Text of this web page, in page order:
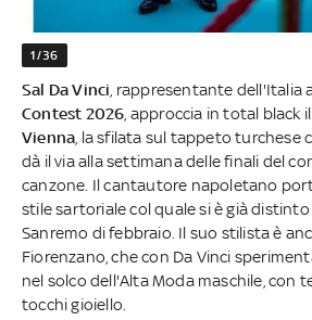
1/36
Sal Da Vinci , rappresentante dell'Italia
Contest 2026 , approccia in total black
Vienna , la sfilata sul tappeto turchese
dà il via alla settimana delle finali del
canzone. Il cantautore napoletano
stile sartoriale col quale si è già distinto
Sanremo di febbraio. Il suo stilista è
Fiorenzano, che con Da Vinci
nel solco dell'Alta Moda maschile, con
tocchi gioiello.